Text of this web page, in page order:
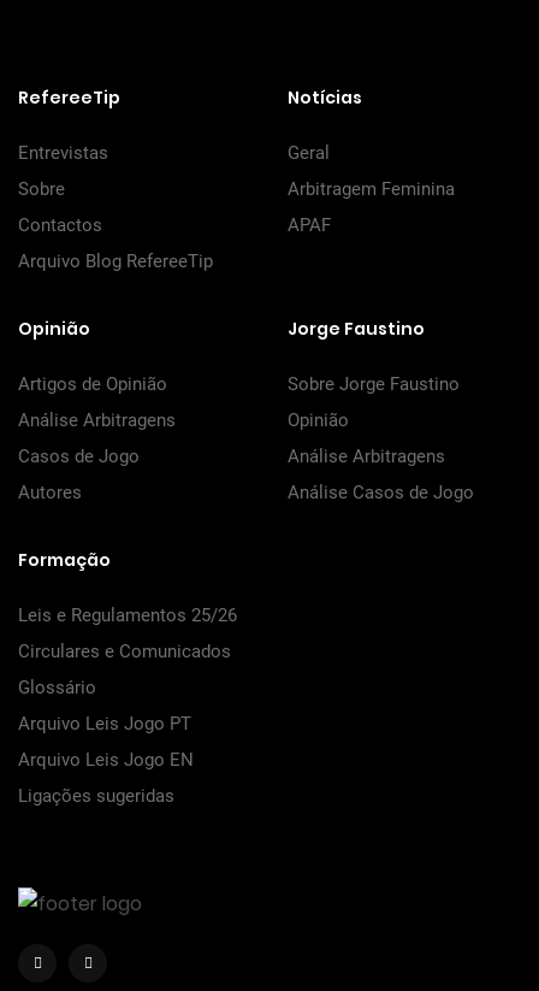
RefereeTip
Entrevistas
Sobre
Contactos
Arquivo Blog RefereeTip
Notícias
Geral
Arbitragem Feminina
APAF
Opinião
Artigos de Opinião
Análise Arbitragens
Casos de Jogo
Autores
Jorge Faustino
Sobre Jorge Faustino
Opinião
Análise Arbitragens
Análise Casos de Jogo
Formação
Leis e Regulamentos 25/26
Circulares e Comunicados
Glossário
Arquivo Leis Jogo PT
Arquivo Leis Jogo EN
Ligações sugeridas